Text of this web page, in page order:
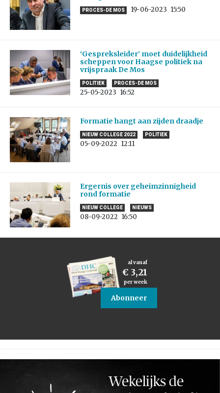
PROCES-DE MOS 19-06-2023 15:50
‘Gespreksleider’ moet duidelijkheid
scheppen voor Haagse politiek na
vrijspraak De Mos
POLITIEK PROCES-DE MOS
25-05-2023 16:52
Formatie hangt aan zijden draadje
NIEUW COLLEGE 2022 POLITIEK
05-09-2022 12:11
Ergernis over geheimzinnigheid
rond formatie
NIEUW COLLEGE NIEUWS
08-09-2022 16:50
al vanaf
€ 3,21
per week
Abonneer